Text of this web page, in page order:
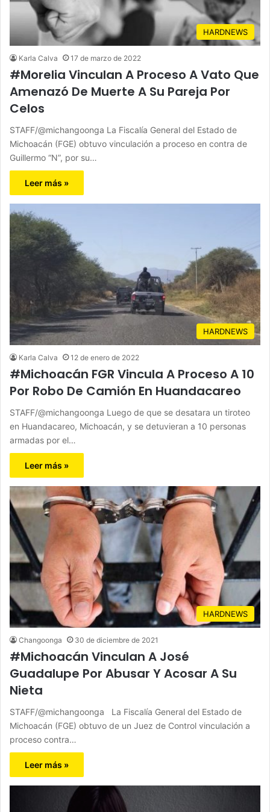
HARDNEWS
Karla Calva 17 de marzo de 2022
#Morelia Vinculan A Proceso A Vato Que
Amenazó De Muerte A Su Pareja Por
Celos
STAFF/@michangoonga La Fiscalía General del Estado de
Michoacán (FGE) obtuvo vinculación a proceso en contra de
Guillermo “N”, por su…
Leer más »
HARDNEWS
Karla Calva 12 de enero de 2022
#Michoacán FGR Vincula A Proceso A 10
Por Robo De Camión En Huandacareo
STAFF/@michangoonga Luego de que se desatara un tiroteo
en Huandacareo, Michoacán, y se detuvieran a 10 personas
armadas por el…
Leer más »
HARDNEWS
Changoonga 30 de diciembre de 2021
#Michoacán Vinculan A José
Guadalupe Por Abusar Y Acosar A Su
Nieta
STAFF/@michangoonga La Fiscalía General del Estado de
Michoacán (FGE) obtuvo de un Juez de Control vinculación a
proceso contra…
Leer más »